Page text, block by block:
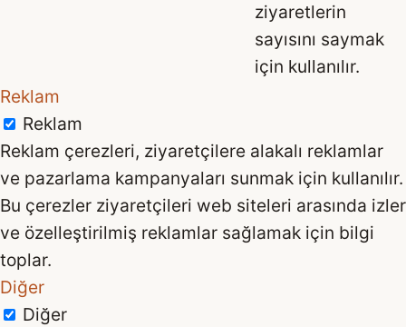
ziyaretlerin
sayısını saymak
için kullanılır.
Reklam
Reklam
Reklam çerezleri, ziyaretçilere alakalı reklamlar
ve pazarlama kampanyaları sunmak için kullanılır.
Bu çerezler ziyaretçileri web siteleri arasında izler
ve özelleştirilmiş reklamlar sağlamak için bilgi
toplar.
Diğer
Diğer